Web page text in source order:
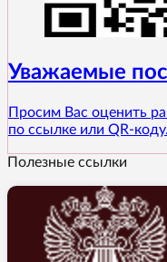
Уважаемые
Просим Вас оценить
по ссылке или QR-
Полезные ссылки